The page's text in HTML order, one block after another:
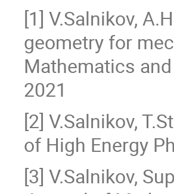
[1] V.Salnikov,
geometry for
Mathematics
2021
[2] V.Salnikov,
of High Energy
[3] V.Salnikov,